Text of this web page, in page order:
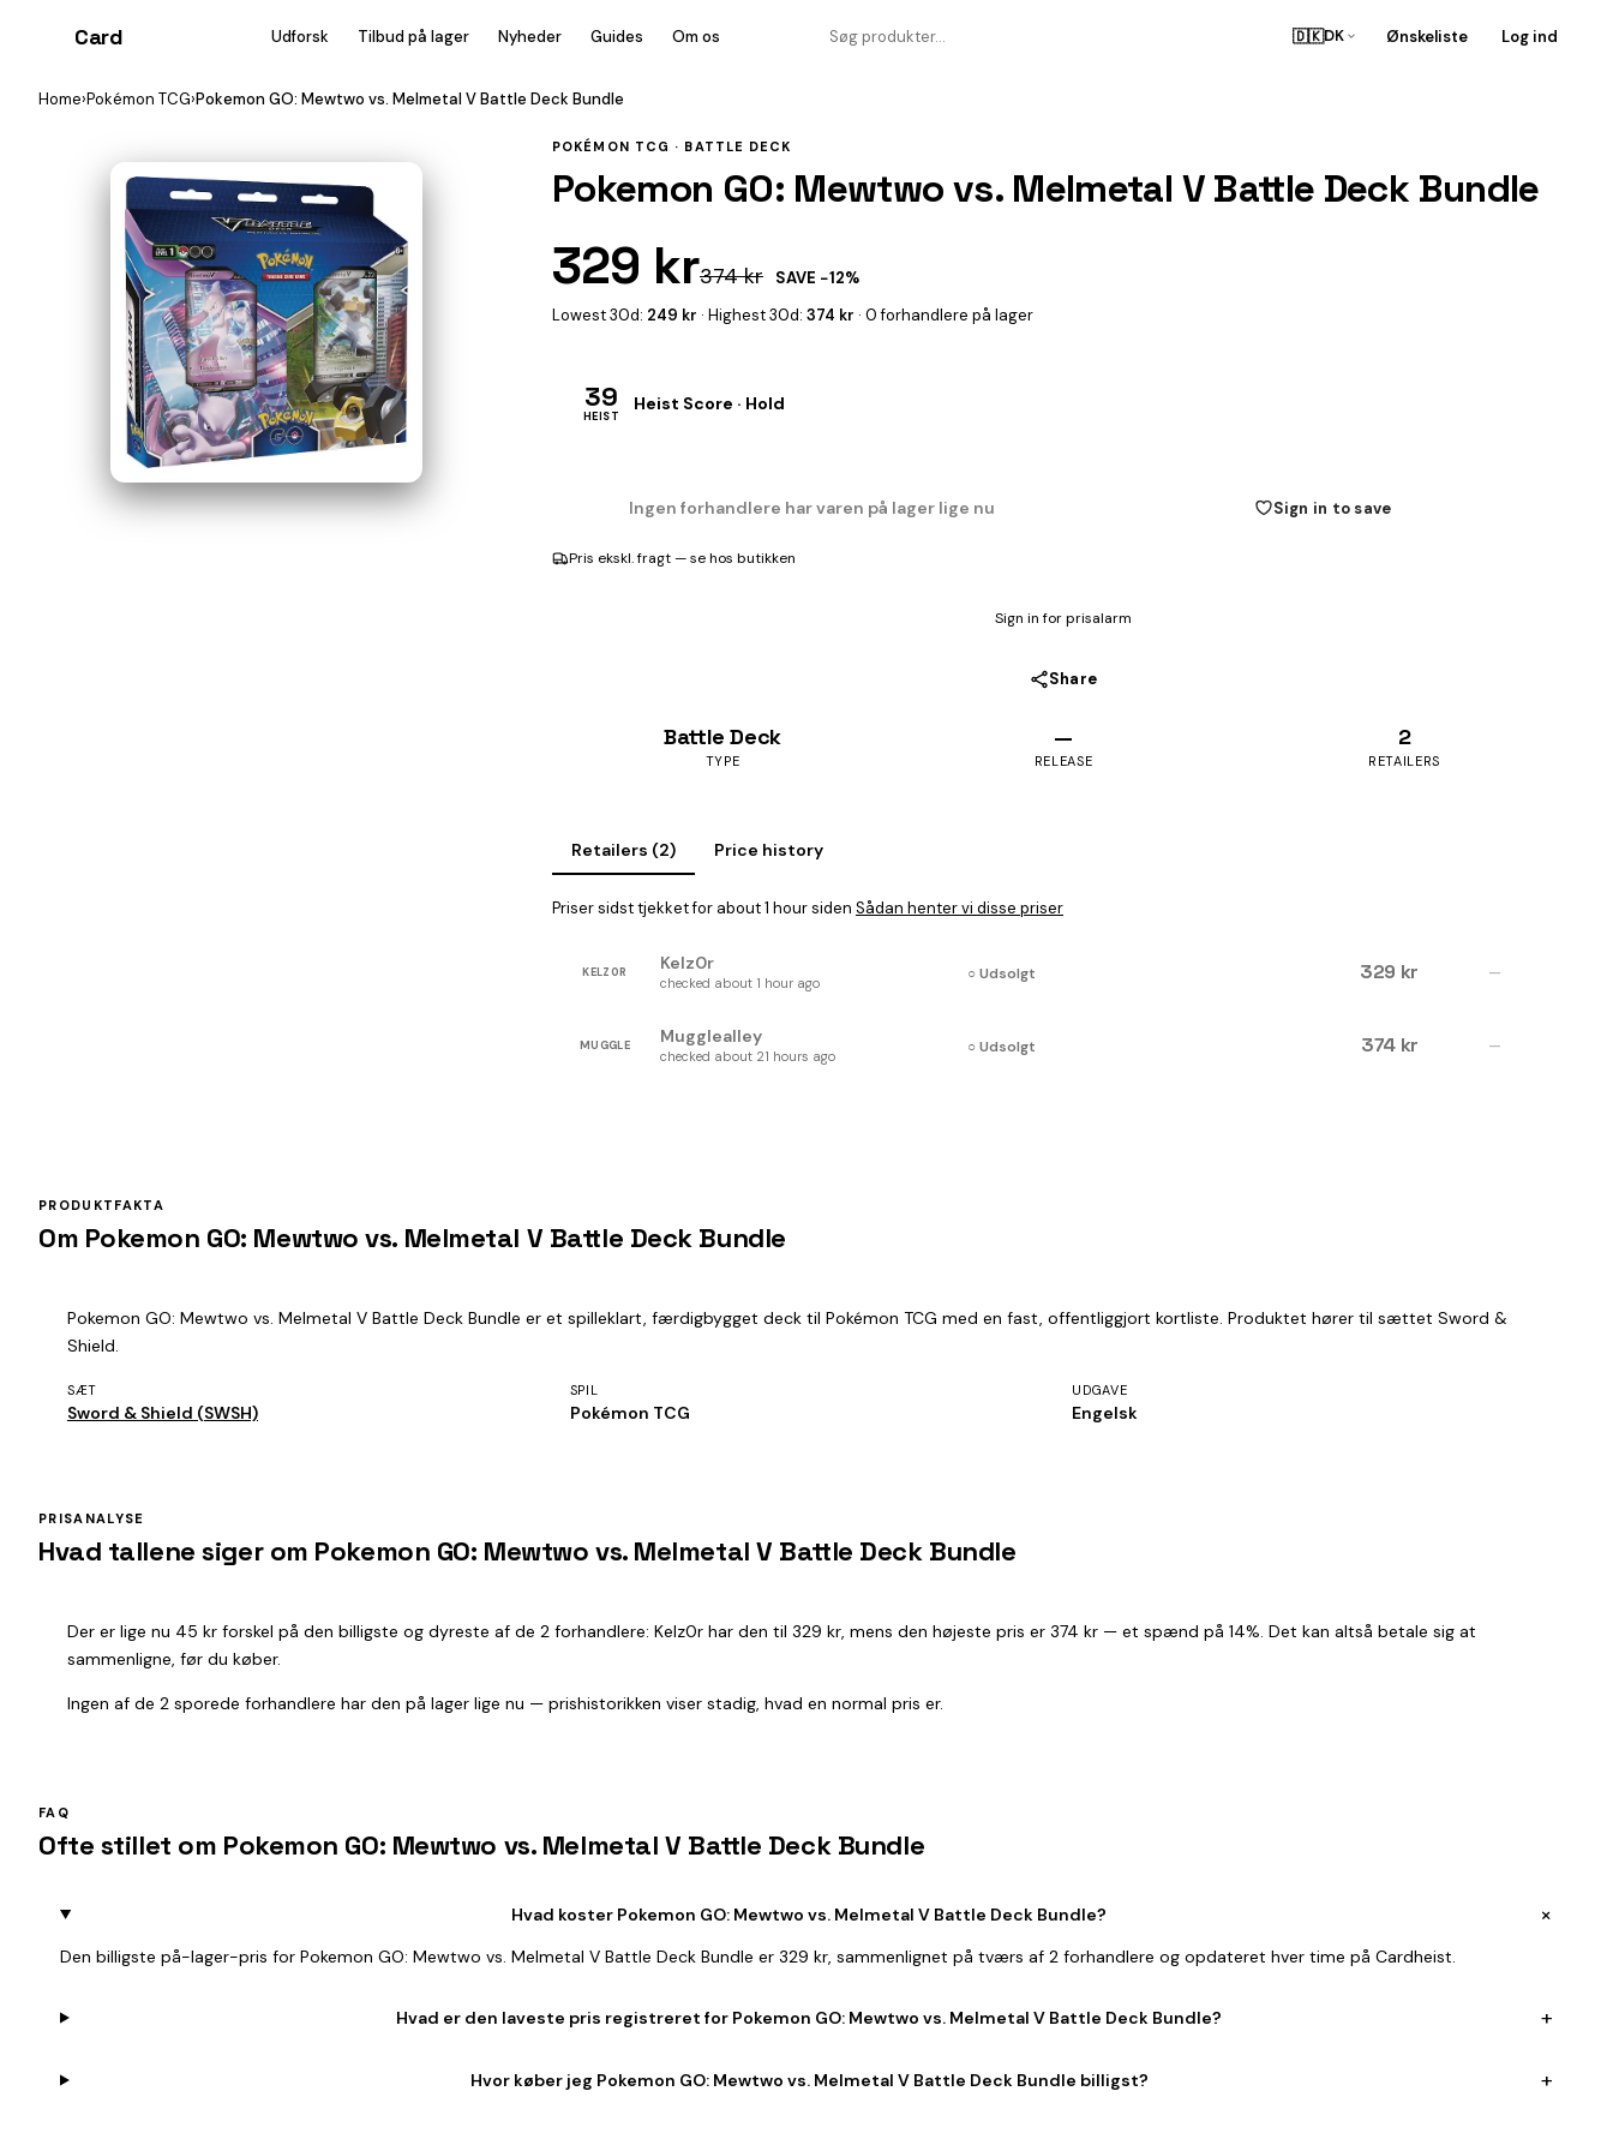
Card Udforsk Tilbud på lager Nyheder Guides Om os 🇩🇰DK Ønskeliste Log ind
Home›Pokémon TCG›Pokemon GO: Mewtwo vs. Melmetal V Battle Deck Bundle
POKÉMON TCG · BATTLE DECK
Pokemon GO: Mewtwo vs. Melmetal V Battle Deck Bundle
329 kr374 kr
SAVE −12%
Lowest 30d: 249 kr · Highest 30d: 374 kr · 0 forhandlere på lager
39
HEIST
Heist Score · Hold
Ingen forhandlere har varen på lager lige nu Sign in to save
Pris ekskl. fragt — se hos butikken
Sign in for prisalarm
Share
Battle Deck
TYPE
—
RELEASE
2
RETAILERS
Retailers (2) Price history
Priser sidst tjekket for about 1 hour siden Sådan henter vi disse priser
KELZ0R Kelz0r
checked about 1 hour ago ○ Udsolgt 329 kr —
MUGGLE Mugglealley
checked about 21 hours ago ○ Udsolgt 374 kr —
PRODUKTFAKTA
Om Pokemon GO: Mewtwo vs. Melmetal V Battle Deck Bundle
Pokemon GO: Mewtwo vs. Melmetal V Battle Deck Bundle er et spilleklart, færdigbygget deck til Pokémon TCG med en fast, offentliggjort kortliste. Produktet hører til sættet Sword &
Shield.
SÆT
Sword & Shield (SWSH)
SPIL
Pokémon TCG
UDGAVE
Engelsk
PRISANALYSE
Hvad tallene siger om Pokemon GO: Mewtwo vs. Melmetal V Battle Deck Bundle
Der er lige nu 45 kr forskel på den billigste og dyreste af de 2 forhandlere: Kelz0r har den til 329 kr, mens den højeste pris er 374 kr — et spænd på 14%. Det kan altså betale sig at
sammenligne, før du køber.
Ingen af de 2 sporede forhandlere har den på lager lige nu — prishistorikken viser stadig, hvad en normal pris er.
FAQ
Ofte stillet om Pokemon GO: Mewtwo vs. Melmetal V Battle Deck Bundle
Hvad koster Pokemon GO: Mewtwo vs. Melmetal V Battle Deck Bundle? +
Den billigste på-lager-pris for Pokemon GO: Mewtwo vs. Melmetal V Battle Deck Bundle er 329 kr, sammenlignet på tværs af 2 forhandlere og opdateret hver time på Cardheist.
Hvad er den laveste pris registreret for Pokemon GO: Mewtwo vs. Melmetal V Battle Deck Bundle? +
Hvor køber jeg Pokemon GO: Mewtwo vs. Melmetal V Battle Deck Bundle billigst? +